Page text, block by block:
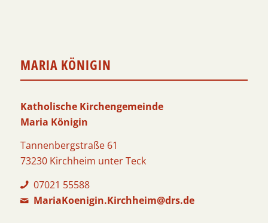
MARIA KÖNIGIN
Katholische Kirchengemeinde
Maria Königin
Tannenbergstraße 61
73230 Kirchheim unter Teck
07021 55588
MariaKoenigin.Kirchheim@drs.de